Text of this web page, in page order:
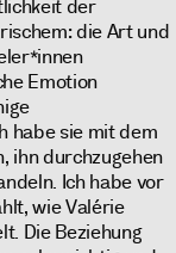
der
die Art und
Emotion
habe sie mit dem
ihn durchzugehen
Ich habe vor
wie Valérie
Die Beziehung